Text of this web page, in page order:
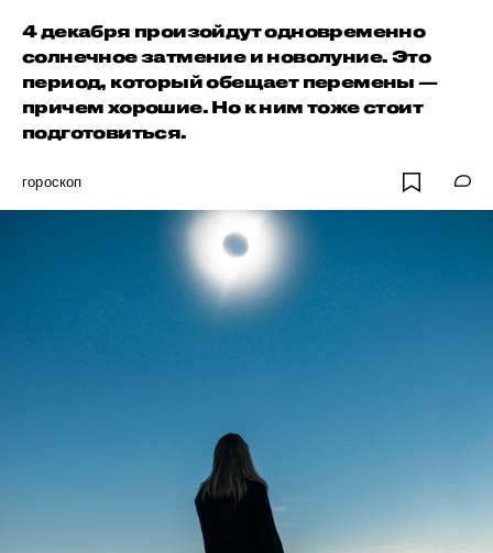
4 декабря произойдут одновременно
солнечное затмение и новолуние. Это
период, который обещает перемены —
причем хорошие. Но к ним тоже стоит
подготовиться.
гороскоп